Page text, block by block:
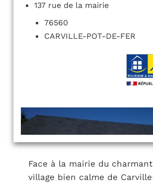
137 rue de la mairie
76560
CARVILLE-POT-DE-FER
Face à la mairie du
village bien calme de